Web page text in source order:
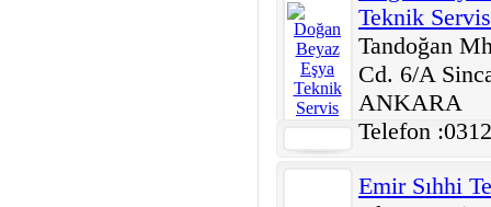
Teknik Servis
Tandoğan
Cd. 6/A
ANKARA
Telefon
Emir Sıhhi